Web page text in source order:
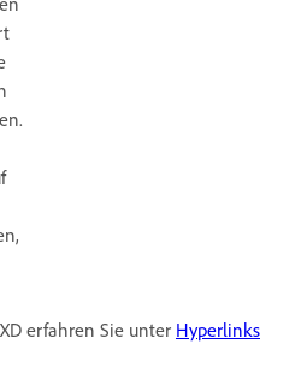
erfahren Sie unter Hyperlinks